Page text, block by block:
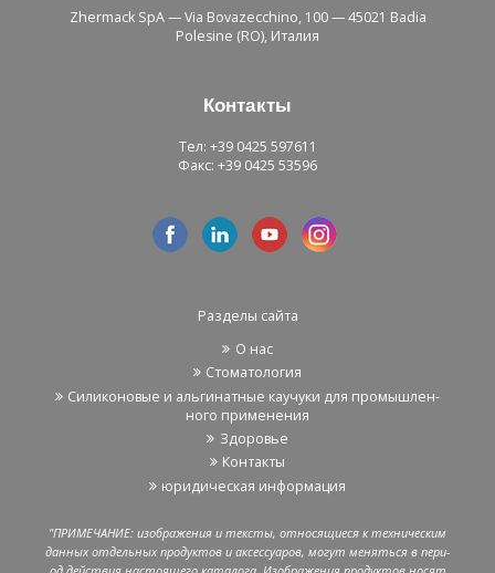
Zhermack SpA — Via Bovazecchino, 100 — 45021 Badia
Polesine (RO), Ита­лия
Кон­так­ты
Тел: +39 0425 597611
Факс: +39 0425 53596
Раз­де­лы сайта
О нас
Сто­ма­то­ло­гия
Си­ли­ко­но­вые и аль­ги­нат­ные ка­у­чу­ки для про­мыш­лен­
но­го при­ме­не­ния
Здо­ро­вье
Кон­так­ты
юри­ди­че­ская ин­фор­ма­ция
"ПРИ­МЕ­ЧА­НИЕ: изоб­ра­же­ния и тек­сты, от­но­ся­щи­е­ся к тех­ни­че­ским
дан­ных от­дель­ных про­дук­тов и ак­сес­су­а­ров, могут ме­нять­ся в пе­ри­